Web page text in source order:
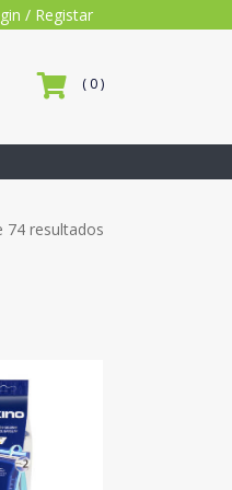
/ Registar
( 0 )
74 resultados